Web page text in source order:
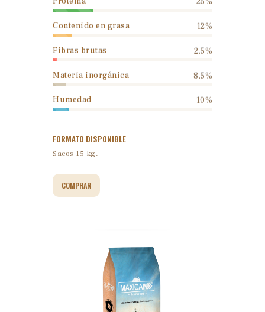
Contenido en grasa 12%
Fibras brutas 2.5%
Materia inorgánica 8.5%
Humedad 10%
FORMATO DISPONIBLE
Sacos 15 kg.
COMPRAR